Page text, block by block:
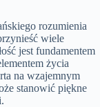
rozumienia
wiele
jest fundamentem
życia
na wzajemnym
stanowić piękne